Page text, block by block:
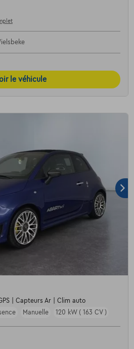
le véhicule
| Capteurs Ar | Clim auto
Manuelle 120 kW ( 163 CV )